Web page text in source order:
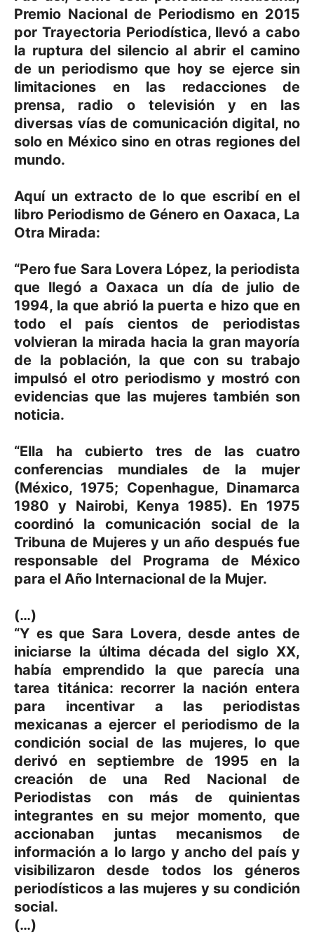
Premio Nacional de Periodismo en 2015
por Trayectoria Periodística, llevó a cabo
la ruptura del silencio al abrir el camino
de un periodismo que hoy se ejerce sin
limitaciones en las redacciones de
prensa, radio o televisión y en las
diversas vías de comunicación digital, no
solo en México sino en otras regiones del
mundo.
Aquí un extracto de lo que escribí en el
libro Periodismo de Género en Oaxaca, La
Otra Mirada:
“Pero fue Sara Lovera López, la periodista
que llegó a Oaxaca un día de julio de
1994, la que abrió la puerta e hizo que en
todo el país cientos de periodistas
volvieran la mirada hacia la gran mayoría
de la población, la que con su trabajo
impulsó el otro periodismo y mostró con
evidencias que las mujeres también son
noticia.
“Ella ha cubierto tres de las cuatro
conferencias mundiales de la mujer
(México, 1975; Copenhague, Dinamarca
1980 y Nairobi, Kenya 1985). En 1975
coordinó la comunicación social de la
Tribuna de Mujeres y un año después fue
responsable del Programa de México
para el Año Internacional de la Mujer.
(…)
“Y es que Sara Lovera, desde antes de
iniciarse la última década del siglo XX,
había emprendido la que parecía una
tarea titánica: recorrer la nación entera
para incentivar a las periodistas
mexicanas a ejercer el periodismo de la
condición social de las mujeres, lo que
derivó en septiembre de 1995 en la
creación de una Red Nacional de
Periodistas con más de quinientas
integrantes en su mejor momento, que
accionaban juntas mecanismos de
información a lo largo y ancho del país y
visibilizaron desde todos los géneros
periodísticos a las mujeres y su condición
social.
(…)